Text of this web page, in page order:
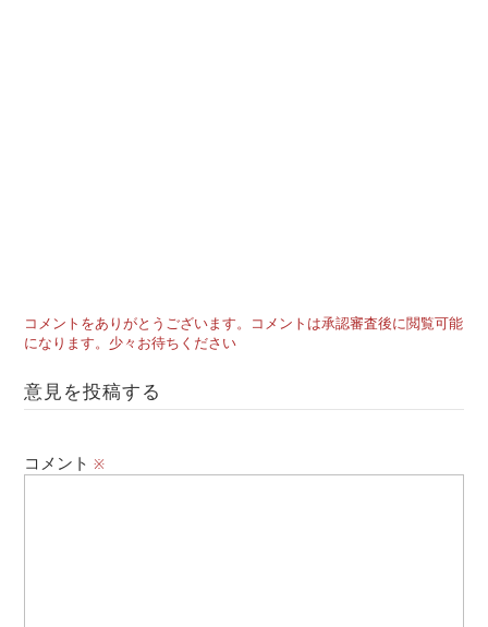
コメントをありがとうございます。コメントは承認審査後に閲覧可能
になります。少々お待ちください
意見を投稿する
コメント※